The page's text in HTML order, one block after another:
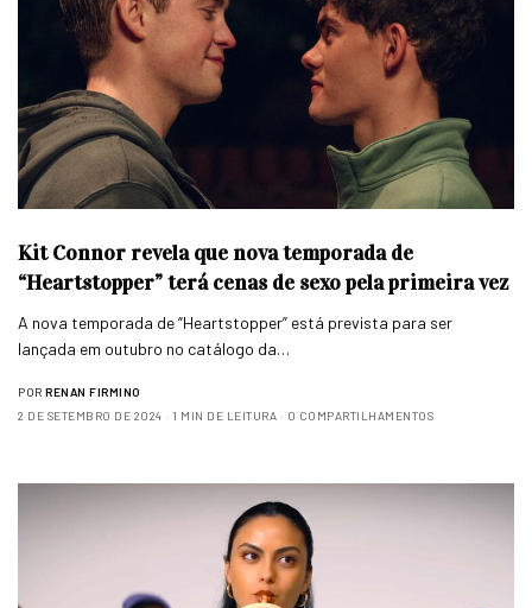
Kit Connor revela que nova temporada de
“Heartstopper” terá cenas de sexo pela primeira vez
A nova temporada de “Heartstopper” está prevista para ser
lançada em outubro no catálogo da…
POR RENAN FIRMINO
2 DE SETEMBRO DE 2024
1 MIN DE LEITURA 0 COMPARTILHAMENTOS